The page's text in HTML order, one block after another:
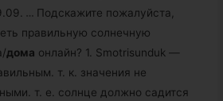
… Подскажите пожалуйста,
правильную солнечную
дома онлайн? 1. Smotrisunduk —
т. к. значения не
т. е. солнце должно садится